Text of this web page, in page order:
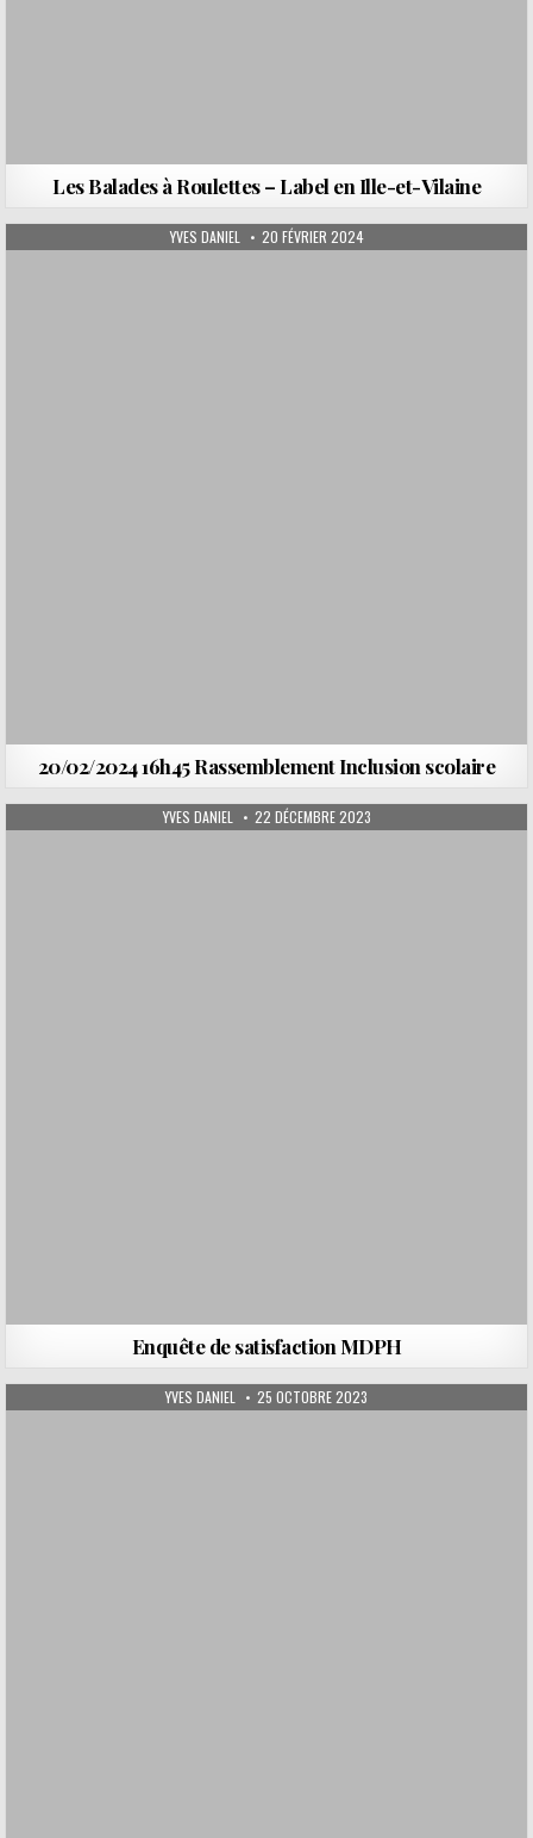
Les Balades à Roulettes – Label en Ille-et-Vilaine
AUTHOR:
YVES DANIEL PUBLISHED DATE:
20 FÉVRIER 2024
20/02/2024 16h45 Rassemblement Inclusion scolaire
AUTHOR:
YVES DANIEL PUBLISHED DATE:
22 DÉCEMBRE 2023
Enquête de satisfaction MDPH
AUTHOR:
YVES DANIEL PUBLISHED DATE:
25 OCTOBRE 2023